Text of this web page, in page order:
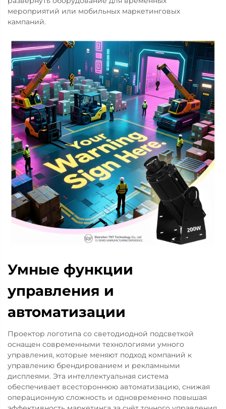
мероприятий или мобильных маркетинговых
кампаний.
Умные функции
управления и
автоматизации
Проектор логотипа со светодиодной подсветкой
оснащен современными технологиями умного
управления, которые меняют подход компаний к
управлению брендированием и рекламными
дисплеями. Эта интеллектуальная система
обеспечивает всестороннюю автоматизацию, снижая
операционную сложность и одновременно повышая